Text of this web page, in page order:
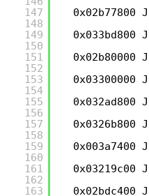
147
148
149
150
151
152
153
154
155
156
157
158
159
160
161
162
163
0x02b77800
0x033bd800
0x02b80000
0x03300000
0x032ad800
0x0326b800
0x003a7400
0x03219c00
0x02bdc400